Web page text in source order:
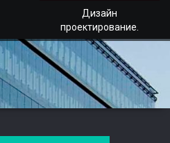
Дизайн
проектирование.